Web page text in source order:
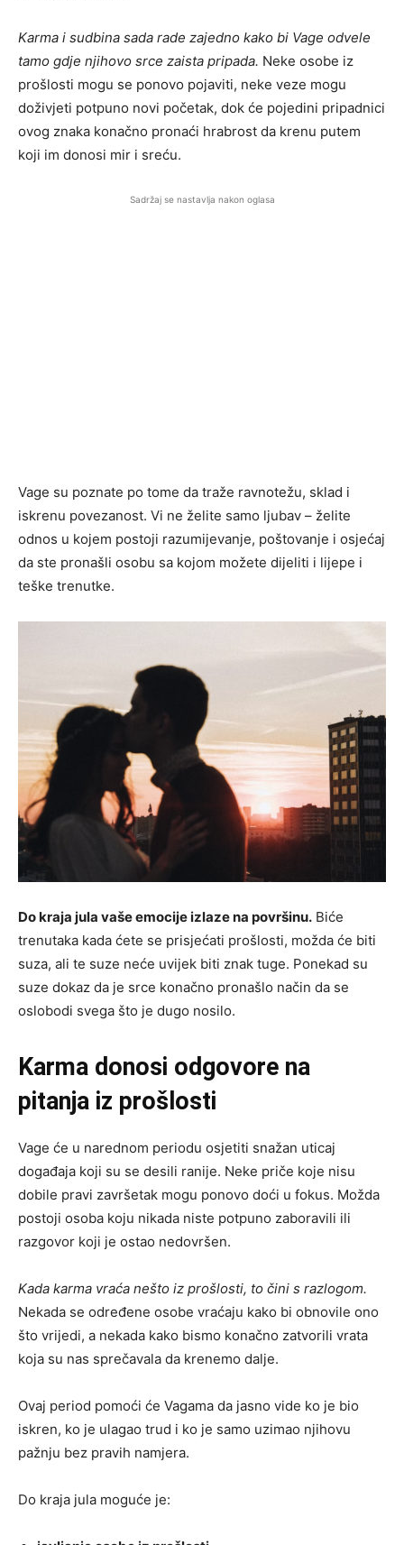
Karma i sudbina sada rade zajedno kako bi Vage odvele
tamo gdje njihovo srce zaista pripada. Neke osobe iz
prošlosti mogu se ponovo pojaviti, neke veze mogu
doživjeti potpuno novi početak, dok će pojedini pripadnici
ovog znaka konačno pronaći hrabrost da krenu putem
koji im donosi mir i sreću.
Sadržaj se nastavlja nakon oglasa
Vage su poznate po tome da traže ravnotežu, sklad i
iskrenu povezanost. Vi ne želite samo ljubav – želite
odnos u kojem postoji razumijevanje, poštovanje i osjećaj
da ste pronašli osobu sa kojom možete dijeliti i lijepe i
teške trenutke.
Do kraja jula vaše emocije izlaze na površinu. Biće
trenutaka kada ćete se prisjećati prošlosti, možda će biti
suza, ali te suze neće uvijek biti znak tuge. Ponekad su
suze dokaz da je srce konačno pronašlo način da se
oslobodi svega što je dugo nosilo.
Karma donosi odgovore na
pitanja iz prošlosti
Vage će u narednom periodu osjetiti snažan uticaj
događaja koji su se desili ranije. Neke priče koje nisu
dobile pravi završetak mogu ponovo doći u fokus. Možda
postoji osoba koju nikada niste potpuno zaboravili ili
razgovor koji je ostao nedovršen.
Kada karma vraća nešto iz prošlosti, to čini s razlogom.
Nekada se određene osobe vraćaju kako bi obnovile ono
što vrijedi, a nekada kako bismo konačno zatvorili vrata
koja su nas sprečavala da krenemo dalje.
Ovaj period pomoći će Vagama da jasno vide ko je bio
iskren, ko je ulagao trud i ko je samo uzimao njihovu
pažnju bez pravih namjera.
Do kraja jula moguće je: